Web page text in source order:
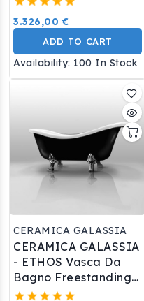
3.326,00 €
ADD TO CART
Availability: 100 In Stock
CERAMICA GALASSIA
CERAMICA GALASSIA
- ETHOS Vasca Da
Bagno Freestanding
Esterno Esterno Nero